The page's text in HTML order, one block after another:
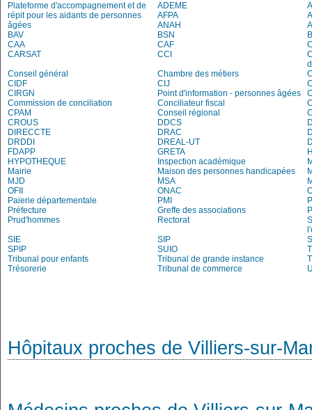
Plateforme d'accompagnement et de
répit pour les aidants de personnes
âgées
ADEME
AFPA
ANAH
BAV
BSN
CAA
CAF
CARSAT
CCI
Conseil général
Chambre des métiers
CIDF
CIJ
CIRGN
Point d'information - personnes âgées
Commission de conciliation
Conciliateur fiscal
CPAM
Conseil régional
CROUS
DDCS
DIRECCTE
DRAC
DRDDI
DREAL-UT
FDAPP
GRETA
HYPOTHEQUE
Inspection académique
Mairie
Maison des personnes handicapées
MJD
MSA
OFII
ONAC
Paierie départementale
PMI
Préfecture
Greffe des associations
Prud'hommes
Rectorat
SIE
SIP
SPIP
SUIO
Tribunal pour enfants
Tribunal de grande instance
Trésorerie
Tribunal de commerce
Hôpitaux proches de Villiers-sur-